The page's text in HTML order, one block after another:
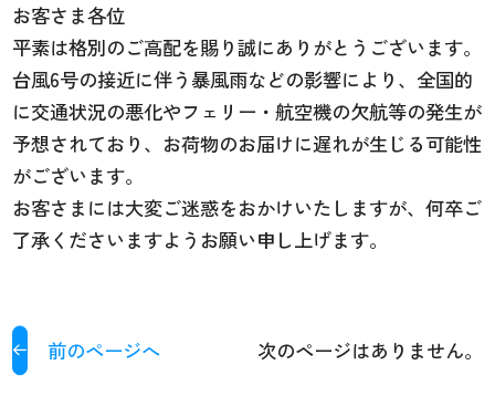
お客さま各位
平素は格別のご高配を賜り誠にありがとうございます。
台風6号の接近に伴う暴風雨などの影響により、全国的
に交通状況の悪化やフェリー・航空機の欠航等の発生が
予想されており、お荷物のお届けに遅れが生じる可能性
がございます。
お客さまには大変ご迷惑をおかけいたしますが、何卒ご
了承くださいますようお願い申し上げます。
前のページへ 次のページはありません。